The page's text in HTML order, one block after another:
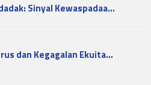
Sinyal Kewaspadaa…
dan Kegagalan Ekuita…